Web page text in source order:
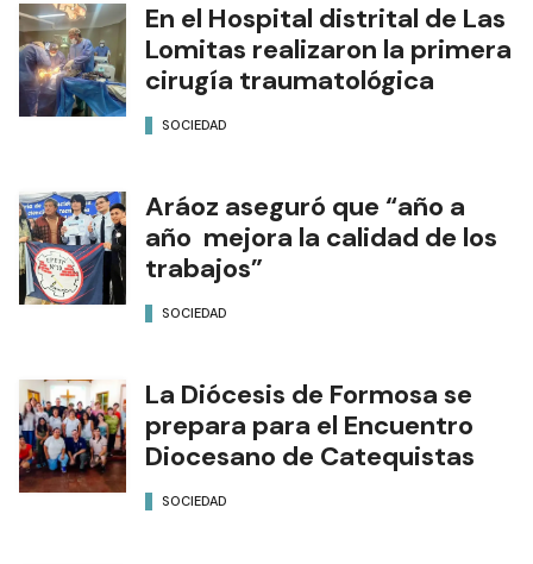
En el Hospital distrital de Las
Lomitas realizaron la primera
cirugía traumatológica
SOCIEDAD
Aráoz aseguró que “año a
año mejora la calidad de los
trabajos”
SOCIEDAD
La Diócesis de Formosa se
prepara para el Encuentro
Diocesano de Catequistas
SOCIEDAD